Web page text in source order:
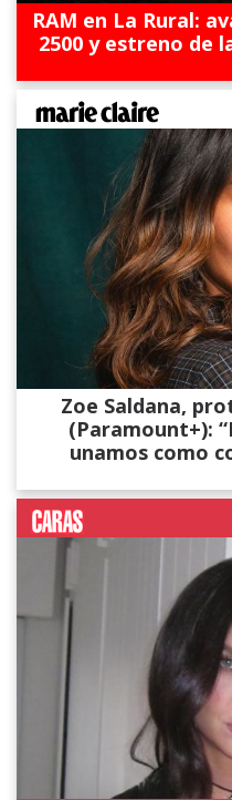
RAM en La Rural:
2500 y estreno de
Zoe Saldana,
(Paramount+):
unamos como